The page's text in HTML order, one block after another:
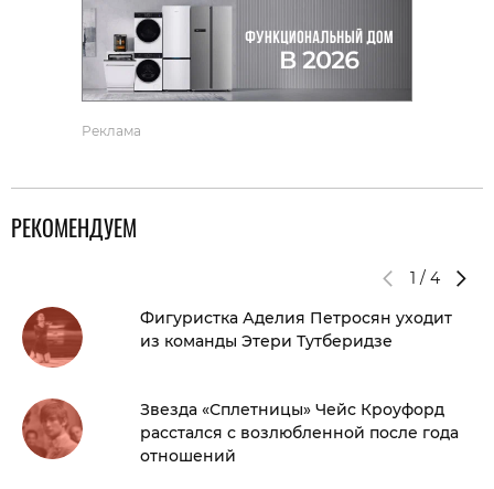
Реклама
РЕКОМЕНДУЕМ
1 / 4
Фигуристка Аделия Петросян уходит
из команды Этери Тутберидзе
Звезда «Сплетницы» Чейс Кроуфорд
расстался с возлюбленной после года
отношений